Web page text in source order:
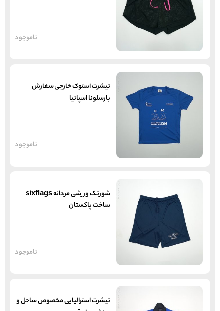
ناموجود
تیشرت استوک خارجی سفارش
بارسلونا اسپانیا
ناموجود
شورتک ورزشی مردانه sixflags
ساخت پاکستان
ناموجود
تیشرت استرالیایی مخصوص ساحل و